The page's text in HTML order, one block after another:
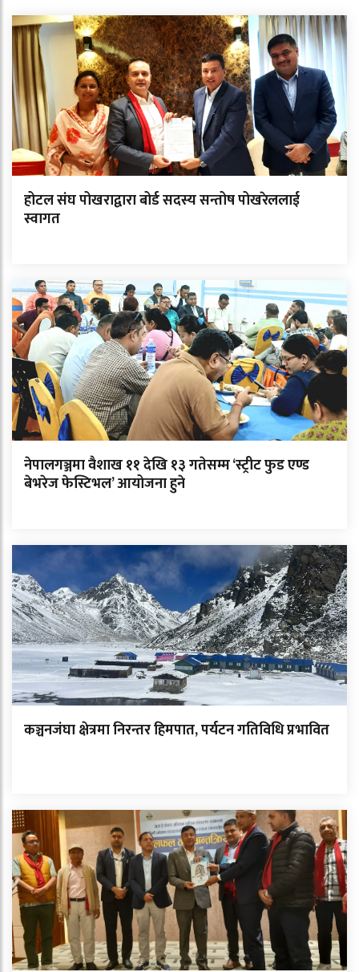
होटल संघ पोखराद्वारा बोर्ड सदस्य सन्तोष पोखरेललाई
स्वागत
नेपालगञ्जमा वैशाख ११ देखि १३ गतेसम्म ‘स्ट्रीट फुड एण्ड
बेभरेज फेस्टिभल’ आयोजना हुने
कञ्चनजंघा क्षेत्रमा निरन्तर हिमपात, पर्यटन गतिविधि प्रभावित